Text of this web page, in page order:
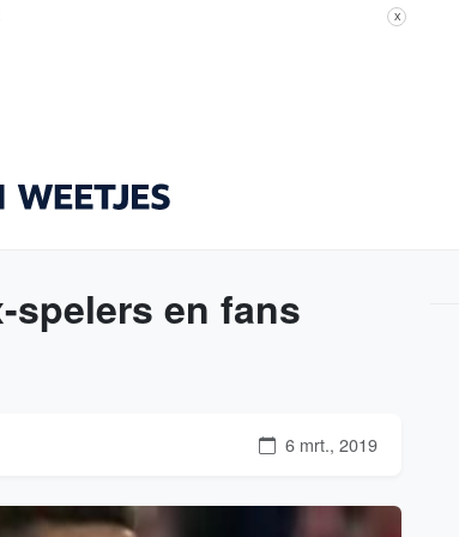
X
spelers en fans
6 mrt., 2019